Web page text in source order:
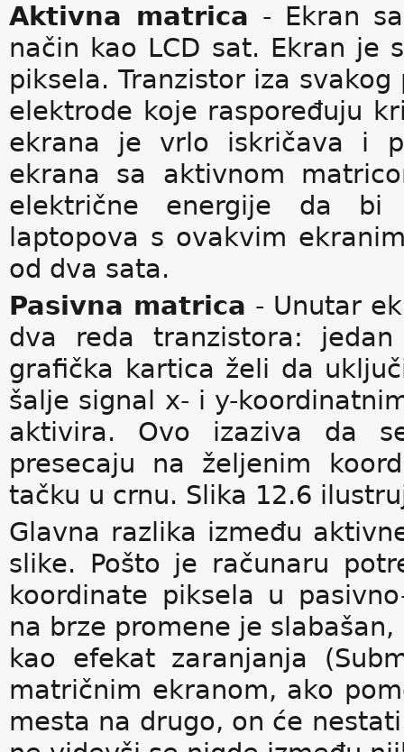
Aktivna matrica - Ekran
način kao LCD sat. Ekran je
piksela. Tranzistor iza
elektrode koje raspoređuju
ekrana je vrlo iskričava i
ekrana sa aktivnom
električne energije da bi
laptopova s ovakvim
od dva sata.
Pasivna matrica - Unutar
dva reda tranzistora:
grafička kartica želi da
šalje signal x- i y-
aktivira. Ovo izaziva da
presecaju na željenim
tačku u crnu. Slika 12.6
Glavna razlika između
slike. Pošto je računaru
koordinate piksela u
na brze promene je
kao efekat zaranjanja
matričnim ekranom, ako
mesta na drugo, on će